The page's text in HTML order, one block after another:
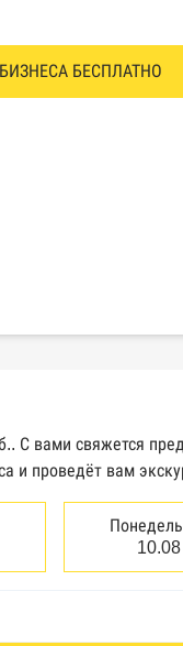
БЕСПЛАТНО
лиц
лиц
приставов
С вами свяжется
и проведёт вам
10.08